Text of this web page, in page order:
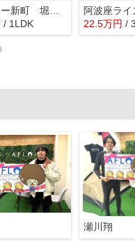
ジオタワー新町 堀江小学校
/ 1LDK 22.5万円 /
瀬川翔